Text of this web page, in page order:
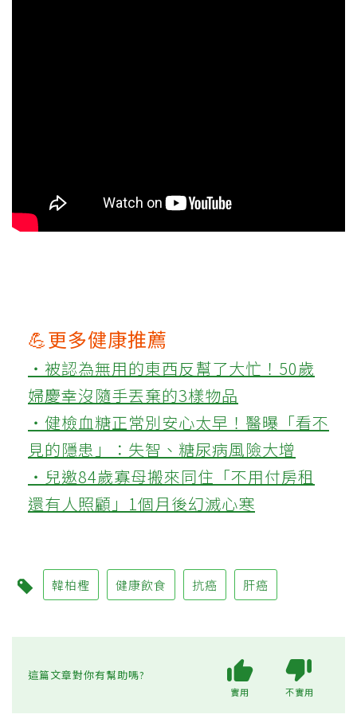
💪更多健康推薦
‧被認為無用的東西反幫了大忙！50歲
婦慶幸沒隨手丟棄的3樣物品
‧健檢血糖正常別安心太早！醫曝「看不
見的隱患」：失智、糖尿病風險大增
‧兒邀84歲寡母搬來同住「不用付房租
還有人照顧」1個月後幻滅心寒
韓柏檉 健康飲食 抗癌 肝癌
這篇文章對你有幫助嗎?
實用 不實用